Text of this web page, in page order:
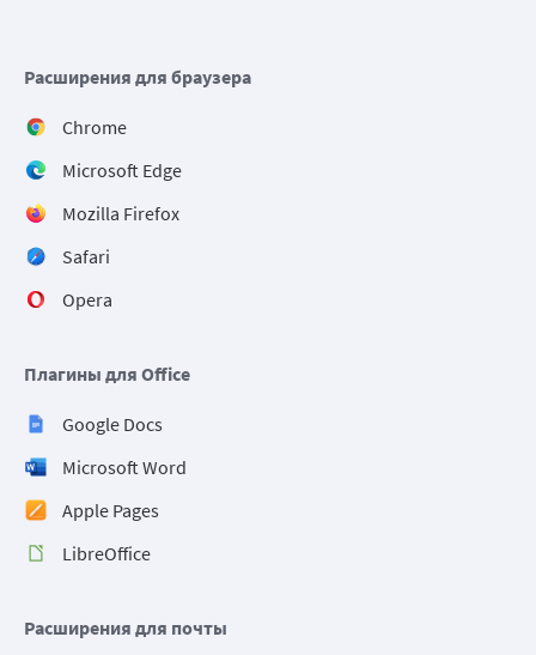
Расширения для браузера
Chrome
Microsoft Edge
Mozilla Firefox
Safari
Opera
Плагины для Office
Google Docs
Microsoft Word
Apple Pages
LibreOffice
Расширения для почты